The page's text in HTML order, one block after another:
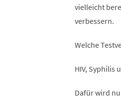
vielleicht
verbessern.
Welche
HIV, Syphilis
Dafür wird